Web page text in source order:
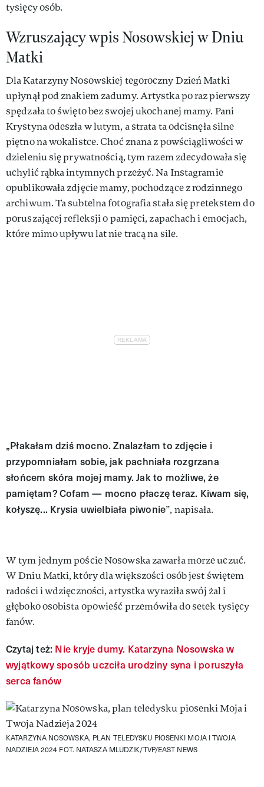
tysięcy osób.
Wzruszający wpis Nosowskiej w Dniu
Matki
Dla Katarzyny Nosowskiej tegoroczny Dzień Matki
upłynął pod znakiem zadumy. Artystka po raz pierwszy
spędzała to święto bez swojej ukochanej mamy. Pani
Krystyna odeszła w lutym, a strata ta odcisnęła silne
piętno na wokalistce. Choć znana z powściągliwości w
dzieleniu się prywatnością, tym razem zdecydowała się
uchylić rąbka intymnych przeżyć. Na Instagramie
opublikowała zdjęcie mamy, pochodzące z rodzinnego
archiwum. Ta subtelna fotografia stała się pretekstem do
poruszającej refleksji o pamięci, zapachach i emocjach,
które mimo upływu lat nie tracą na sile.
„Płakałam dziś mocno. Znalazłam to zdjęcie i
przypomniałam sobie, jak pachniała rozgrzana
słońcem skóra mojej mamy. Jak to możliwe, że
pamiętam? Cofam — mocno płaczę teraz. Kiwam się,
kołyszę... Krysia uwielbiała piwonie”, napisała.
W tym jednym poście Nosowska zawarła morze uczuć.
W Dniu Matki, który dla większości osób jest świętem
radości i wdzięczności, artystka wyraziła swój żal i
głęboko osobista opowieść przemówiła do setek tysięcy
fanów.
Czytaj też: Nie kryje dumy. Katarzyna Nosowska w
wyjątkowy sposób uczciła urodziny syna i poruszyła
serca fanów
KATARZYNA NOSOWSKA, PLAN TELEDYSKU PIOSENKI MOJA I TWOJA
NADZIEJA 2024 FOT. NATASZA MLUDZIK/TVP/EAST NEWS